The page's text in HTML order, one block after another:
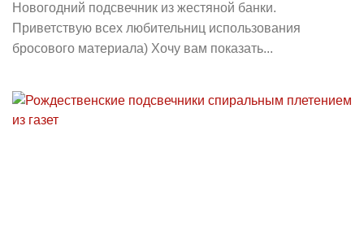
Новогодний подсвечник из жестяной банки.
Приветствую всех любительниц использования
бросового материала) Хочу вам показать...